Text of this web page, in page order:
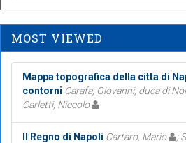
MOST VIEWED
Mappa topografica della citta di
contorni Carafa, Giovanni, duca di
Carletti, Niccolo
Il Regno di Napoli Cartaro, Mario
;